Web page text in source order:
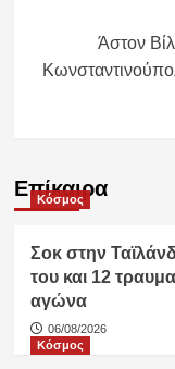
Άστον
Επίκαιρα
Κόσμος
Σοκ στην
του και 12
αγώνα
06/08/2026
Κόσμος